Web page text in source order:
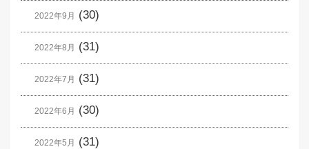
2022年9月 (30)
2022年8月 (31)
2022年7月 (31)
2022年6月 (30)
2022年5月 (31)